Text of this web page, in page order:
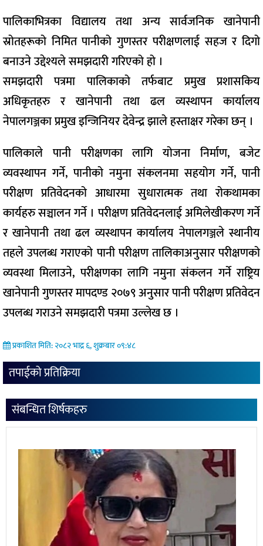
पालिकाभित्रका विद्यालय तथा अन्य सार्वजनिक खानेपानी
स्रोतहरूको निमित पानीको गुणस्तर परीक्षणलाई सहज र दिगो
बनाउने उद्देश्यले समझदारी गरिएको हो ।
समझदारी पत्रमा पालिकाको तर्फबाट प्रमुख प्रशासकिय
अधिकृतहरु र खानेपानी तथा ढल व्यस्थापन कार्यालय
नेपालगञ्जका प्रमुख इन्जिनियर देवेन्द्र झाले हस्ताक्षर गरेका छन् ।
पालिकाले पानी परीक्षणका लागि योजना निर्माण, बजेट
व्यवस्थापन गर्ने, पानीको नमुना संकलनमा सहयोग गर्ने, पानी
परीक्षण प्रतिवेदनको आधारमा सुधारात्मक तथा रोकथामका
कार्यहरु सञ्चालन गर्ने । परीक्षण प्रतिवेदनलाई अमिलेखीकरण गर्ने
र खानेपानी तथा ढल व्यस्थापन कार्यालय नेपालगञ्जले स्थानीय
तहले उपलब्ध गराएको पानी परीक्षण तालिकाअनुसार परीक्षणको
व्यवस्था मिलाउने, परीक्षणका लागि नमुना संकलन गर्ने राष्ट्रिय
खानेपानी गुणस्तर मापदण्ड २०७९ अनुसार पानी परीक्षण प्रतिवेदन
उपलब्ध गराउने समझदारी पत्रमा उल्लेख छ ।
प्रकाशित मिति: २०८२ भाद्र ६, शुक्रबार ०९:४८
तपाईको प्रतिक्रिया
संबन्धित शिर्षकहरु